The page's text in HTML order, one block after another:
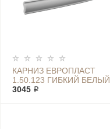
КАРНИЗ ЕВРОПЛАСТ
1.50.123 ГИБКИЙ БЕЛЫЙ
3045 ₽